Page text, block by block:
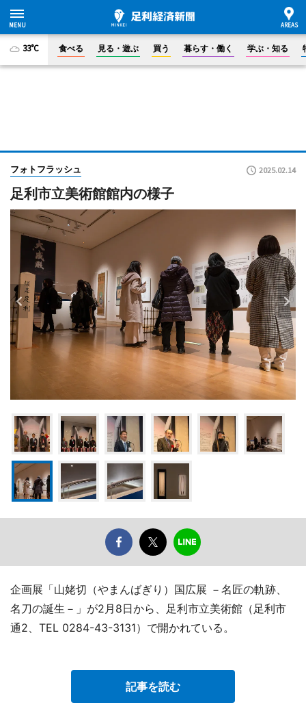
33°C 食べる 見る・遊ぶ 買う 暮らす・働く 学ぶ・知る
フォトフラッシュ 2025.02.14
足利市立美術館館内の様子
企画展「山姥切（やまんばぎり）国広展 －名匠の軌跡、
名刀の誕生－」が2月8日から、足利市立美術館（足利市
通2、TEL 0284-43-3131）で開かれている。
記事を読む